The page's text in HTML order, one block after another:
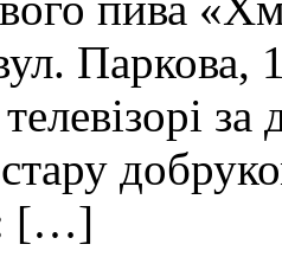
[…]